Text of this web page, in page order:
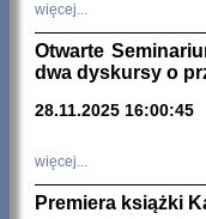
więcej...
Otwarte
dwa dyskursy o
28.11.2025 16:00:45
więcej...
Premiera książki